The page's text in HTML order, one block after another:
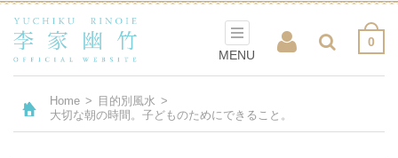
0
MENU
Home > 目的別風水 >
大切な朝の時間。子どものためにできること。